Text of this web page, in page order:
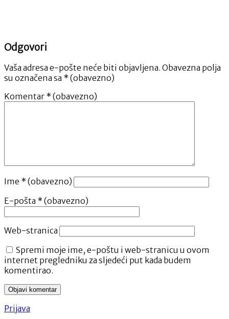
Odgovori
Vaša adresa e-pošte neće biti objavljena. Obavezna polja
su označena sa * (obavezno)
Komentar * (obavezno)
Ime * (obavezno)
E-pošta * (obavezno)
Web-stranica
Spremi moje ime, e-poštu i web-stranicu u ovom
internet pregledniku za sljedeći put kada budem
komentirao.
Prijava